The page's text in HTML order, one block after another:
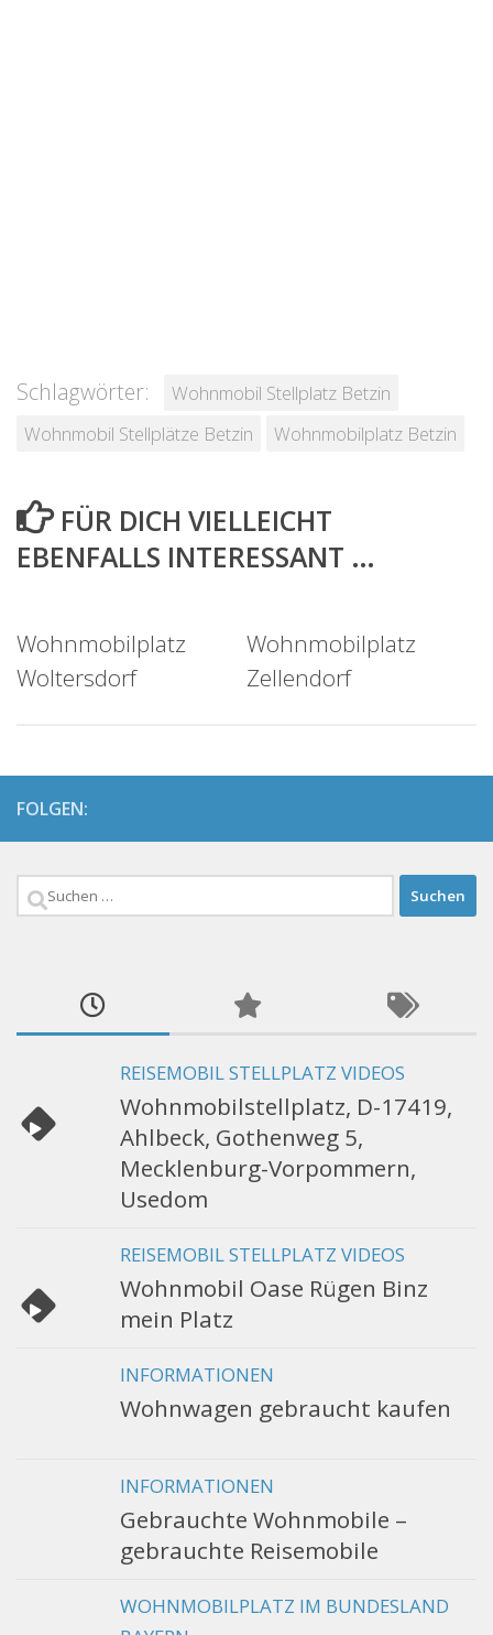
Schlagwörter:
Wohnmobil Stellplatz Betzin
Wohnmobil Stellplätze Betzin
Wohnmobilplatz Betzin
FÜR DICH VIELLEICHT
EBENFALLS INTERESSANT …
Wohnmobilplatz
Woltersdorf
Wohnmobilplatz
Zellendorf
FOLGEN:
Suchen
REISEMOBIL STELLPLATZ VIDEOS
Wohnmobilstellplatz, D-17419,
Ahlbeck, Gothenweg 5,
Mecklenburg-Vorpommern,
Usedom
REISEMOBIL STELLPLATZ VIDEOS
Wohnmobil Oase Rügen Binz
mein Platz
INFORMATIONEN
Wohnwagen gebraucht kaufen
INFORMATIONEN
Gebrauchte Wohnmobile –
gebrauchte Reisemobile
WOHNMOBILPLATZ IM BUNDESLAND